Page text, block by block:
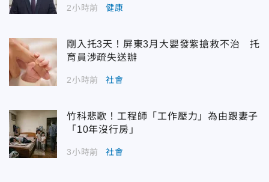
2小時前 健康
剛入托3天！屏東3月大嬰發紫搶救不治 托
育員涉疏失送辦
2小時前 社會
竹科悲歌！工程師「工作壓力」為由跟妻子
「10年沒行房」
3小時前 社會